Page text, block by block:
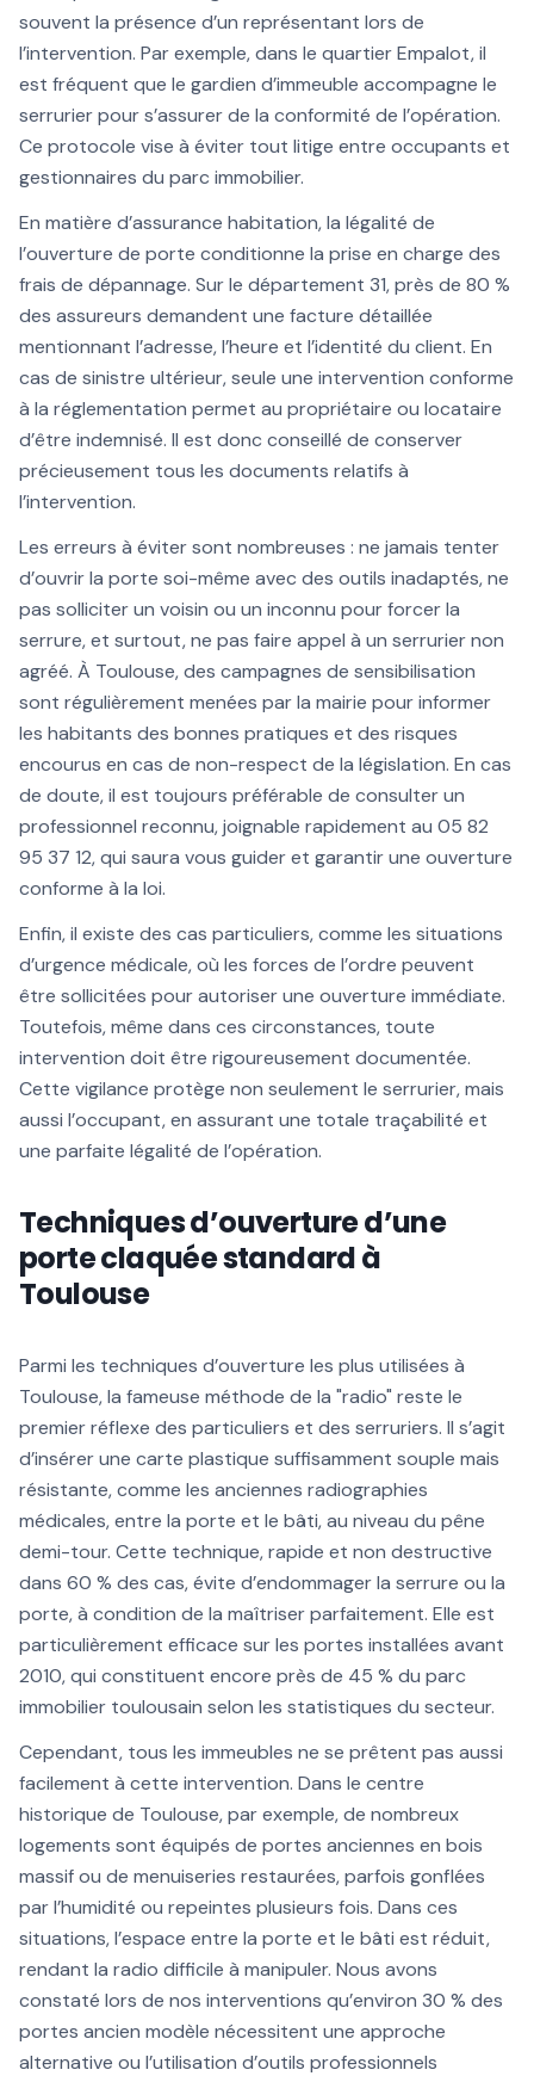
souvent la présence d’un représentant lors de
l’intervention. Par exemple, dans le quartier Empalot, il
est fréquent que le gardien d’immeuble accompagne le
serrurier pour s’assurer de la conformité de l’opération.
Ce protocole vise à éviter tout litige entre occupants et
gestionnaires du parc immobilier.
En matière d’assurance habitation, la légalité de
l’ouverture de porte conditionne la prise en charge des
frais de dépannage. Sur le département 31, près de 80 %
des assureurs demandent une facture détaillée
mentionnant l’adresse, l’heure et l’identité du client. En
cas de sinistre ultérieur, seule une intervention conforme
à la réglementation permet au propriétaire ou locataire
d’être indemnisé. Il est donc conseillé de conserver
précieusement tous les documents relatifs à
l’intervention.
Les erreurs à éviter sont nombreuses : ne jamais tenter
d’ouvrir la porte soi-même avec des outils inadaptés, ne
pas solliciter un voisin ou un inconnu pour forcer la
serrure, et surtout, ne pas faire appel à un serrurier non
agréé. À Toulouse, des campagnes de sensibilisation
sont régulièrement menées par la mairie pour informer
les habitants des bonnes pratiques et des risques
encourus en cas de non-respect de la législation. En cas
de doute, il est toujours préférable de consulter un
professionnel reconnu, joignable rapidement au 05 82
95 37 12, qui saura vous guider et garantir une ouverture
conforme à la loi.
Enfin, il existe des cas particuliers, comme les situations
d’urgence médicale, où les forces de l’ordre peuvent
être sollicitées pour autoriser une ouverture immédiate.
Toutefois, même dans ces circonstances, toute
intervention doit être rigoureusement documentée.
Cette vigilance protège non seulement le serrurier, mais
aussi l’occupant, en assurant une totale traçabilité et
une parfaite légalité de l’opération.
Techniques d’ouverture d’une
porte claquée standard à
Toulouse
Parmi les techniques d’ouverture les plus utilisées à
Toulouse, la fameuse méthode de la "radio" reste le
premier réflexe des particuliers et des serruriers. Il s’agit
d’insérer une carte plastique suffisamment souple mais
résistante, comme les anciennes radiographies
médicales, entre la porte et le bâti, au niveau du pêne
demi-tour. Cette technique, rapide et non destructive
dans 60 % des cas, évite d’endommager la serrure ou la
porte, à condition de la maîtriser parfaitement. Elle est
particulièrement efficace sur les portes installées avant
2010, qui constituent encore près de 45 % du parc
immobilier toulousain selon les statistiques du secteur.
Cependant, tous les immeubles ne se prêtent pas aussi
facilement à cette intervention. Dans le centre
historique de Toulouse, par exemple, de nombreux
logements sont équipés de portes anciennes en bois
massif ou de menuiseries restaurées, parfois gonflées
par l’humidité ou repeintes plusieurs fois. Dans ces
situations, l’espace entre la porte et le bâti est réduit,
rendant la radio difficile à manipuler. Nous avons
constaté lors de nos interventions qu’environ 30 % des
portes ancien modèle nécessitent une approche
alternative ou l’utilisation d’outils professionnels